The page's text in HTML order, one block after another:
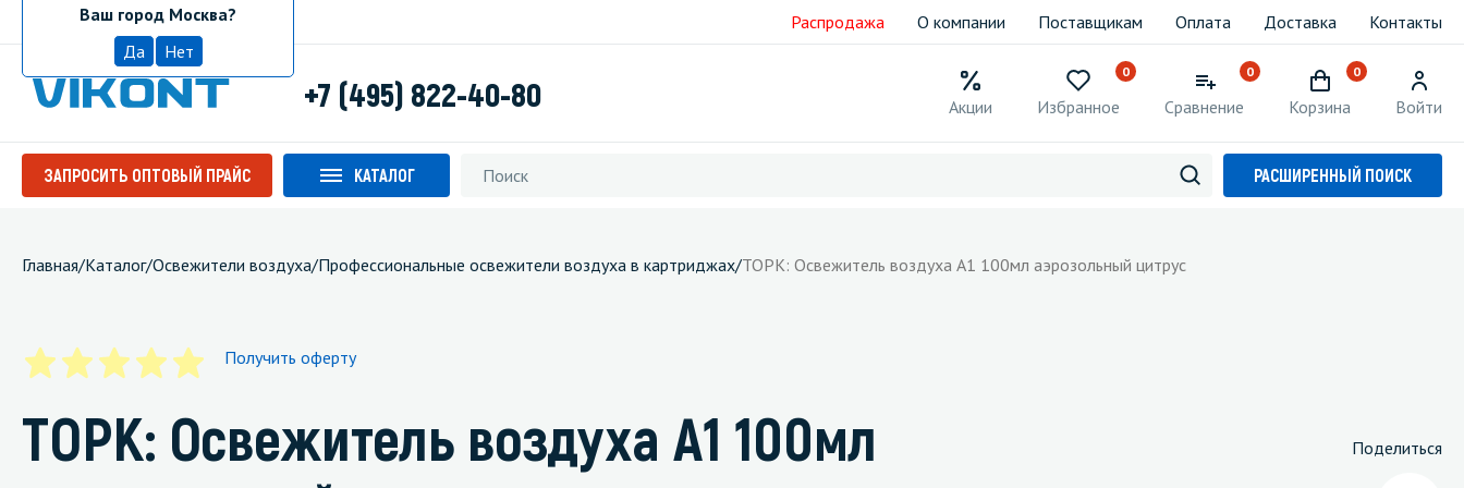
МоскваВаш город Москва?
Да
Нет
Распродажа О компании Поставщикам Оплата Доставка Контакты
+7 (495) 822-40-80 Акции
0
Избранное
0
Сравнение
0
Корзина Войти
ЗАПРОСИТЬ ОПТОВЫЙ ПРАЙС КАТАЛОГ РАСШИРЕННЫЙ ПОИСК
Главная/Каталог/Освежители воздуха/Профессиональные освежители воздуха в картриджах/ТОРК: Освежитель воздуха A1 100мл аэрозольный цитрус
Получить оферту
Поделиться
ТОРК: Освежитель воздуха A1 100мл